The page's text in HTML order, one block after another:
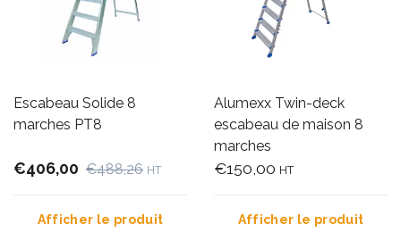
Escabeau Solide 8
marches PT8
€406,00 €488,26 HT
Afficher le produit
Alumexx Twin-deck
escabeau de maison 8
marches
€150,00 HT
Afficher le produit